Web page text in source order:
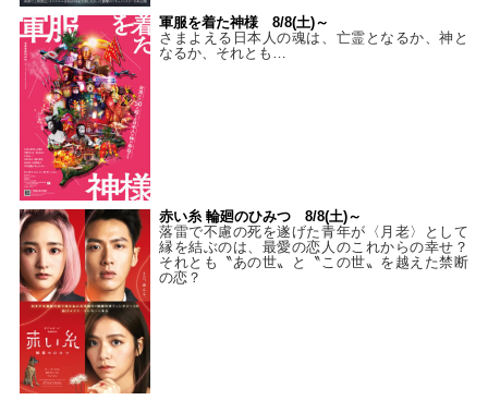
軍服を着た神様 8/8(土)～
さまよえる日本人の魂は、亡霊となるか、神と
なるか、それとも…
赤い糸 輪廻のひみつ 8/8(土)～
落雷で不慮の死を遂げた青年が〈月老〉として
縁を結ぶのは、最愛の恋人のこれからの幸せ？
それとも〝あの世〟と〝この世〟を越えた禁断
の恋？